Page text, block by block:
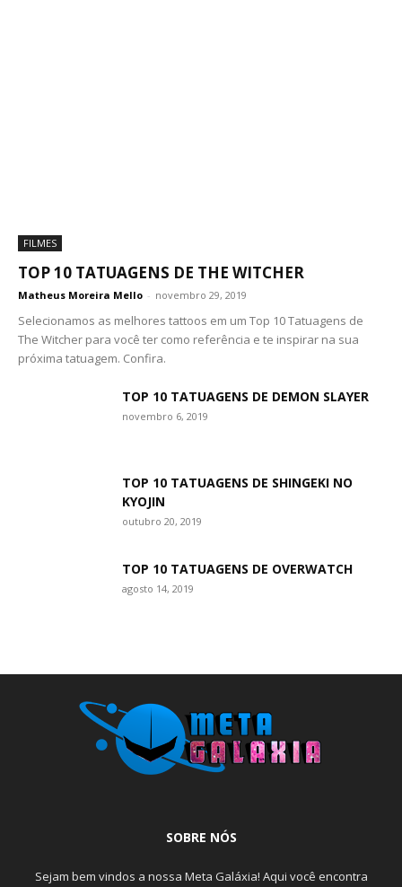
FILMES
TOP 10 TATUAGENS DE THE WITCHER
Matheus Moreira Mello - novembro 29, 2019
Selecionamos as melhores tattoos em um Top 10 Tatuagens de
The Witcher para você ter como referência e te inspirar na sua
próxima tatuagem. Confira.
TOP 10 TATUAGENS DE DEMON SLAYER
novembro 6, 2019
TOP 10 TATUAGENS DE SHINGEKI NO
KYOJIN
outubro 20, 2019
TOP 10 TATUAGENS DE OVERWATCH
agosto 14, 2019
SOBRE NÓS
Sejam bem vindos a nossa Meta Galáxia! Aqui você encontra